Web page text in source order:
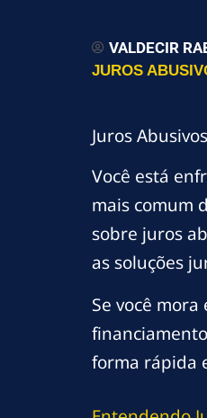
VALDECIR
JUROS
Juros
Você está
mais comum
sobre juros
as soluções
Se você
forma rápida